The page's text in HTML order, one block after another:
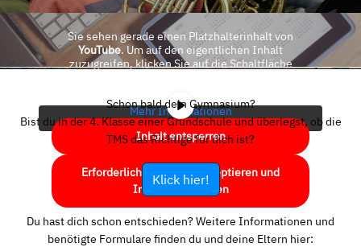
Sie sehen gerade einen Platzhalterinhalt von
YouTube. Um auf den eigentlichen Inhalt
zuzugreifen, klicken Sie auf die Schaltfläche
Mehr Informationen
Inhalt entsperren
Erforderlichen Service akzeptieren und
Inhalte entsperren
Schon bald dein Gymnasium?
Bist du in der 4. Klasse einer Grundschule und überlegst, ob die
TMS das Richtige für dich ist?
Klick hier!
Du hast dich schon entschieden? Weitere Informationen und
benötigte Formulare finden du und deine Eltern hier: